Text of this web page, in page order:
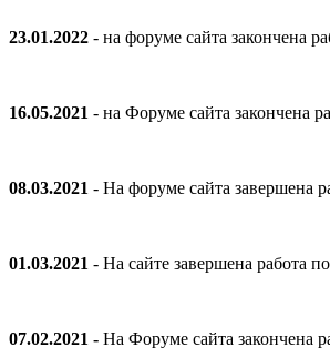
23.01.2022 - на форуме сайта закончена
16.05.2021 - на Форуме сайта
08.03.2021 - На форуме сайта завершена
01.03.2021 - На сайте завершена работа
07.02.2021 - На Форуме сайта закончена